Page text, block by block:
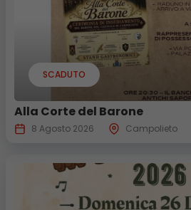
SCADUTO
Alla Corte del Barone
8 Agosto 2026 Campolieto